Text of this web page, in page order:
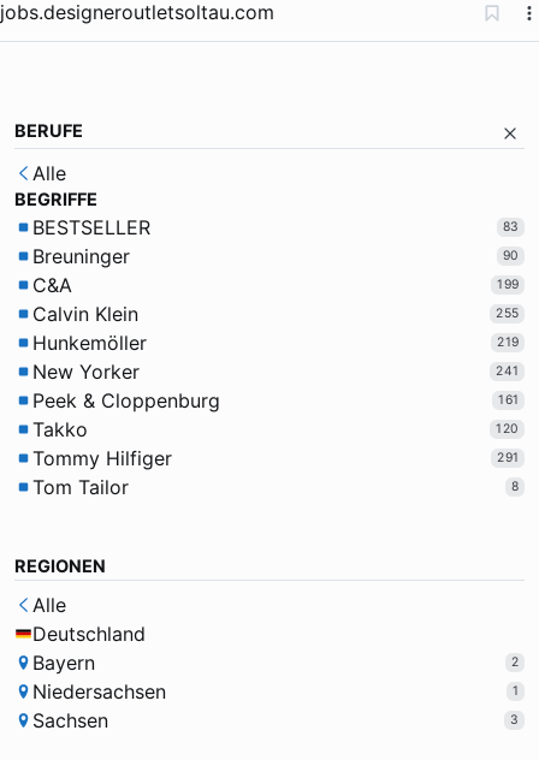
jobs.designeroutletsoltau.com
BERUFE
Alle
BEGRIFFE
BESTSELLER 83
Breuninger 90
C&A 199
Calvin Klein 255
Hunkemöller 219
New Yorker 241
Peek & Cloppenburg 161
Takko 120
Tommy Hilfiger 291
Tom Tailor 8
REGIONEN
Alle
Deutschland
Bayern
2
Niedersachsen 1
Sachsen 3